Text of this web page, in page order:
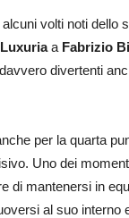
volti noti dello
a Fabrizio
divertenti
per la quarta
Uno dei
di mantenersi in
al suo interno